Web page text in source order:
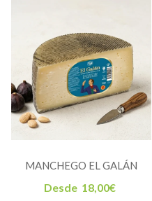
MANCHEGO EL GALÁN
Desde 18,00€